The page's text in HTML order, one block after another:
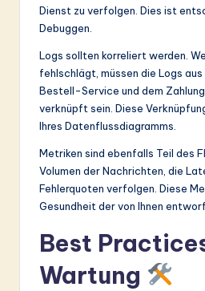
Dienst zu verfolgen. Dies ist
Debuggen.
Logs sollten korreliert werden.
fehlschlägt, müssen die Logs
Bestell-Service und dem
verknüpft sein. Diese
Ihres Datenflussdiagramms.
Metriken sind ebenfalls Teil des
Volumen der Nachrichten, die
Fehlerquoten verfolgen. Diese
Gesundheit der von Ihnen
Best
Wartung